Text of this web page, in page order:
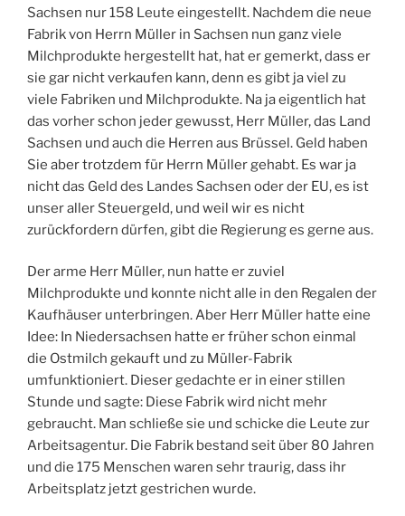
Sachsen nur 158 Leute eingestellt. Nachdem die neue
Fabrik von Herrn Müller in Sachsen nun ganz viele
Milchprodukte hergestellt hat, hat er gemerkt, dass er
sie gar nicht verkaufen kann, denn es gibt ja viel zu
viele Fabriken und Milchprodukte. Na ja eigentlich hat
das vorher schon jeder gewusst, Herr Müller, das Land
Sachsen und auch die Herren aus Brüssel. Geld haben
Sie aber trotzdem für Herrn Müller gehabt. Es war ja
nicht das Geld des Landes Sachsen oder der EU, es ist
unser aller Steuergeld, und weil wir es nicht
zurückfordern dürfen, gibt die Regierung es gerne aus.
Der arme Herr Müller, nun hatte er zuviel
Milchprodukte und konnte nicht alle in den Regalen der
Kaufhäuser unterbringen. Aber Herr Müller hatte eine
Idee: In Niedersachsen hatte er früher schon einmal
die Ostmilch gekauft und zu Müller-Fabrik
umfunktioniert. Dieser gedachte er in einer stillen
Stunde und sagte: Diese Fabrik wird nicht mehr
gebraucht. Man schließe sie und schicke die Leute zur
Arbeitsagentur. Die Fabrik bestand seit über 80 Jahren
und die 175 Menschen waren sehr traurig, dass ihr
Arbeitsplatz jetzt gestrichen wurde.